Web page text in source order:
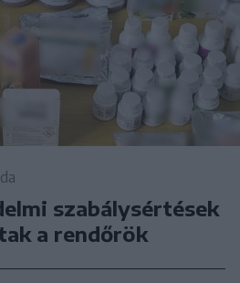
szabálysértések
a rendőrök